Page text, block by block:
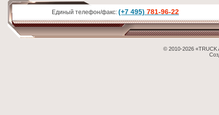
Единый телефон/факс: (+7 495) 781-96-22
© 2010-2026